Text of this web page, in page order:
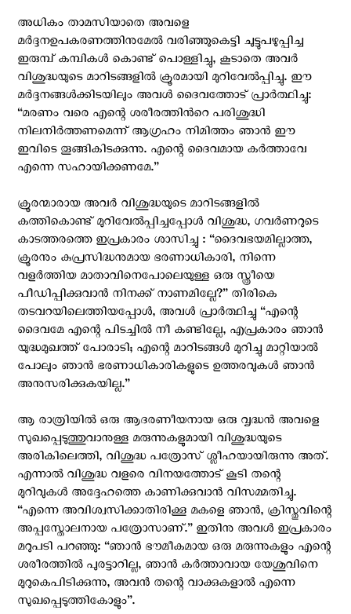
അധികം താമസിയാതെ അവളെ
മര്‍ദ്ദനഉപകരണത്തിനുമേല്‍ വരിഞ്ഞുകെട്ടി ചുട്ടുപഴുപ്പിച്ച
ഇരുമ്പ് കമ്പികള്‍ കൊണ്ട് പൊള്ളിച്ചു, കൂടാതെ അവര്‍
വിശുദ്ധയുടെ മാറിടങ്ങളില്‍ ക്രൂരമായി മുറിവേല്‍പ്പിച്ചു. ഈ
മര്‍ദ്ദനങ്ങള്‍ക്കിടയിലും അവള്‍ ദൈവത്തോട് പ്രാര്‍ത്ഥിച്ചു:
“മരണം വരെ എന്റെ ശരീരത്തിന്‍റെ പരിശുദ്ധി
നിലനിര്‍ത്തണമെന്ന് ആഗ്രഹം നിമിത്തം ഞാന്‍ ഈ
ഇവിടെ തൂങ്ങികിടക്കുന്നു. എന്റെ ദൈവമായ കര്‍ത്താവേ
എന്നെ സഹായിക്കണമേ.”
ക്രൂരന്മാരായ അവര്‍ വിശുദ്ധയുടെ മാറിടങ്ങളില്‍
കത്തികൊണ്ട് മുറിവേല്‍പ്പിച്ചപ്പോള്‍ വിശുദ്ധ, ഗവര്‍ണറുടെ
കാടത്തരത്തെ ഇപ്രകാരം ശാസിച്ചു : “ദൈവഭയമില്ലാത്ത,
ക്രൂരനും കുപ്രസിദ്ധനുമായ ഭരണാധികാരി, നിന്നെ
വളര്‍ത്തിയ മാതാവിനെപോലെയുള്ള ഒരു സ്ത്രീയെ
പീഡിപ്പിക്കുവാന്‍ നിനക്ക് നാണമില്ലേ?” തിരികെ
തടവറയിലെത്തിയപ്പോള്‍, അവള്‍ പ്രാര്‍ത്ഥിച്ചു “എന്റെ
ദൈവമേ എന്റെ പിടച്ചില്‍ നീ കണ്ടില്ലേ, എപ്രകാരം ഞാന്‍
യുദ്ധമുഖത്ത് പോരാടി; എന്റെ മാറിടങ്ങള്‍ മുറിച്ചു മാറ്റിയാല്‍
പോലും ഞാന്‍ ഭരണാധികാരികളുടെ ഉത്തരവുകള്‍ ഞാന്‍
അനുസരിക്കുകയില്ല.”
ആ രാത്രിയില്‍ ഒരു ആദരണീയനായ ഒരു വൃദ്ധന്‍ അവളെ
സുഖപ്പെടുത്തുവാനുള്ള മരുന്നുകളുമായി വിശുദ്ധയുടെ
അരികിലെത്തി, വിശുദ്ധ പത്രോസ് ശ്ലീഹയായിരുന്നു അത്.
എന്നാല്‍ വിശുദ്ധ വളരെ വിനയത്തോട് കൂടി തന്റെ
മുറിവുകള്‍ അദ്ദേഹത്തെ കാണിക്കുവാന്‍ വിസമ്മതിച്ചു.
“എന്നെ അവിശ്വസിക്കാതിരിക്കൂ മകളെ ഞാന്‍, ക്രിസ്തുവിന്റെ
അപ്പസ്തോലനായ പത്രോസാണ്‌.” ഇതിനു അവള്‍ ഇപ്രകാരം
മറുപടി പറഞ്ഞു: “ഞാന്‍ ഭൗമീകമായ ഒരു മരുന്നുകളും എന്റെ
ശരീരത്തില്‍ പുരട്ടാറില്ല, ഞാന്‍ കര്‍ത്താവായ യേശുവിനെ
മുറുകെപിടിക്കുന്നു, അവന്‍ തന്റെ വാക്കുകളാല്‍ എന്നെ
സുഖപ്പെടുത്തികോളും”.